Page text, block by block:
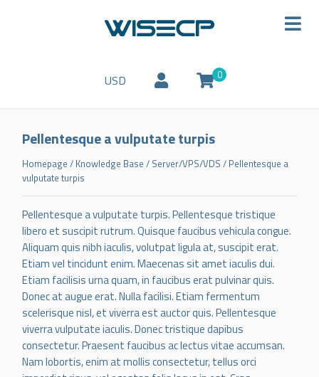
USD 0
Pellentesque a vulputate turpis
Homepage / Knowledge Base / Server/VPS/VDS / Pellentesque a
vulputate turpis
Pellentesque a vulputate turpis. Pellentesque tristique
libero et suscipit rutrum. Quisque faucibus vehicula congue.
Aliquam quis nibh iaculis, volutpat ligula at, suscipit erat.
Etiam vel tincidunt enim. Maecenas sit amet iaculis dui.
Etiam facilisis urna quam, in faucibus erat pulvinar quis.
Donec at augue erat. Nulla facilisi. Etiam fermentum
scelerisque nisl, et viverra est auctor quis. Pellentesque
viverra vulputate iaculis. Donec tristique dapibus
consectetur. Praesent faucibus ac lectus vitae accumsan.
Nam lobortis, enim at mollis consectetur, tellus orci